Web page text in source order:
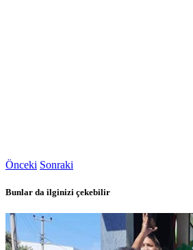
Önceki Sonraki
Bunlar da ilginizi çekebilir